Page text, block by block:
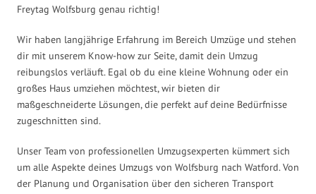
Freytag Wolfsburg genau richtig!
Wir haben langjährige Erfahrung im Bereich Umzüge und stehen
dir mit unserem Know-how zur Seite, damit dein Umzug
reibungslos verläuft. Egal ob du eine kleine Wohnung oder ein
großes Haus umziehen möchtest, wir bieten dir
maßgeschneiderte Lösungen, die perfekt auf deine Bedürfnisse
zugeschnitten sind.
Unser Team von professionellen Umzugsexperten kümmert sich
um alle Aspekte deines Umzugs von Wolfsburg nach Watford. Von
der Planung und Organisation über den sicheren Transport